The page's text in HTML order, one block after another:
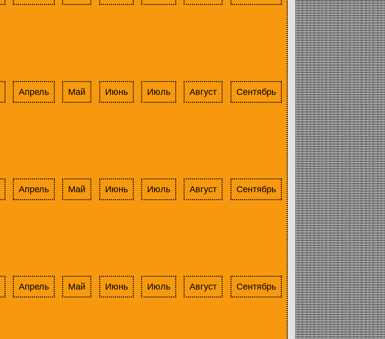
Апрель Май Июнь Июль Август Сентябрь
Апрель Май Июнь Июль Август Сентябрь
Апрель Май Июнь Июль Август Сентябрь